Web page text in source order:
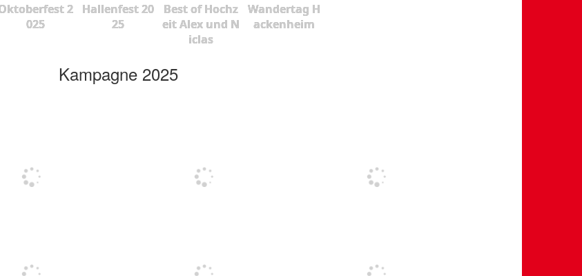
2
025
Hallenfest 20
25
Best of Hochz
eit Alex und N
iclas
Wandertag H
ackenheim
Kampagne 2025